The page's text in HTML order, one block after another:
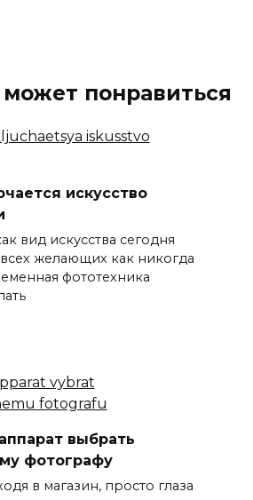
понравиться
искусство
вид искусства сегодня
желающих как никогда
фототехника
выбрать
фотографу
в магазин, просто глаза